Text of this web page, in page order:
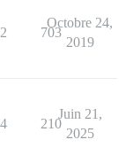
2 703
Octobre 24,
2019
4 210
Juin 21,
2025